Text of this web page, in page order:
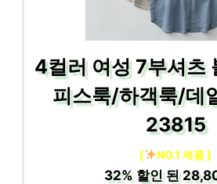
4컬러 여성 7부셔츠
피스룩/하객룩/데
23815
[ NO.1 제품 ]
32% 할인 된